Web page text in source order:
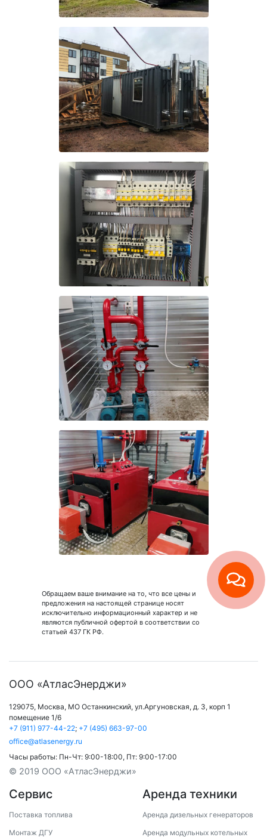
Обращаем ваше внимание на то, что все цены и
предложения на настоящей странице носят
исключительно информационный характер и не
являются публичной офертой в соответствии со
статьей 437 ГК РФ.
ООО «АтласЭнерджи»
129075, Москва, МО Останкинский, ул.Аргуновская, д. 3, корп 1
помещение 1/6
+7 (911) 977-44-22; +7 (495) 663-97-00
office@atlasenergy.ru
Часы работы: Пн-Чт: 9:00-18:00, Пт: 9:00-17:00
© 2019 ООО «АтласЭнерджи»
Сервис
Поставка топлива
Монтаж ДГУ
Аренда техники
Аренда дизельных генераторов
Аренда модульных котельных